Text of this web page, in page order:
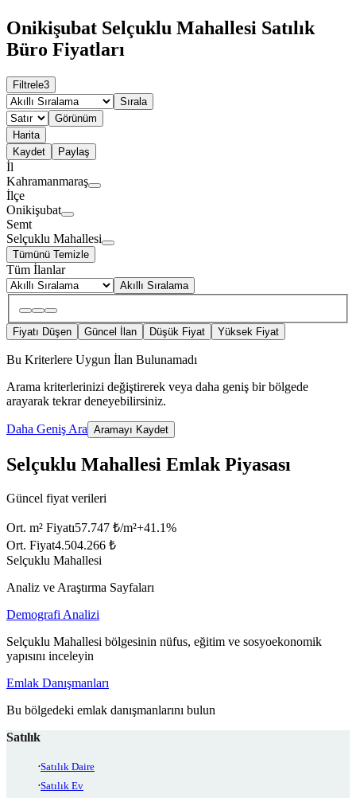
Onikişubat Selçuklu Mahallesi Satılık
Büro Fiyatları
Filtrele3
Sırala
Görünüm
Harita
Kaydet
Paylaş
İl
Kahramanmaraş
İlçe
Onikişubat
Semt
Selçuklu Mahallesi
Tümünü Temizle
Tüm İlanlar
Akıllı Sıralama
Fiyatı Düşen Güncel İlan Düşük Fiyat Yüksek Fiyat
Bu Kriterlere Uygun İlan Bulunamadı
Arama kriterlerinizi değiştirerek veya daha geniş bir bölgede
arayarak tekrar deneyebilirsiniz.
Daha Geniş Ara Aramayı Kaydet
Selçuklu Mahallesi Emlak Piyasası
Güncel fiyat verileri
Ort. m² Fiyatı57.747 ₺/m²+41.1%
Ort. Fiyat4.504.266 ₺
Selçuklu Mahallesi
Analiz ve Araştırma Sayfaları
Demografi Analizi
Selçuklu Mahallesi bölgesinin nüfus, eğitim ve sosyoekonomik
yapısını inceleyin
Emlak Danışmanları
Bu bölgedeki emlak danışmanlarını bulun
Satılık
Satılık Daire
Satılık Ev